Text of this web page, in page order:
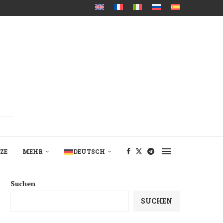
MEHR DEUTSCH
Suchen
SUCHEN